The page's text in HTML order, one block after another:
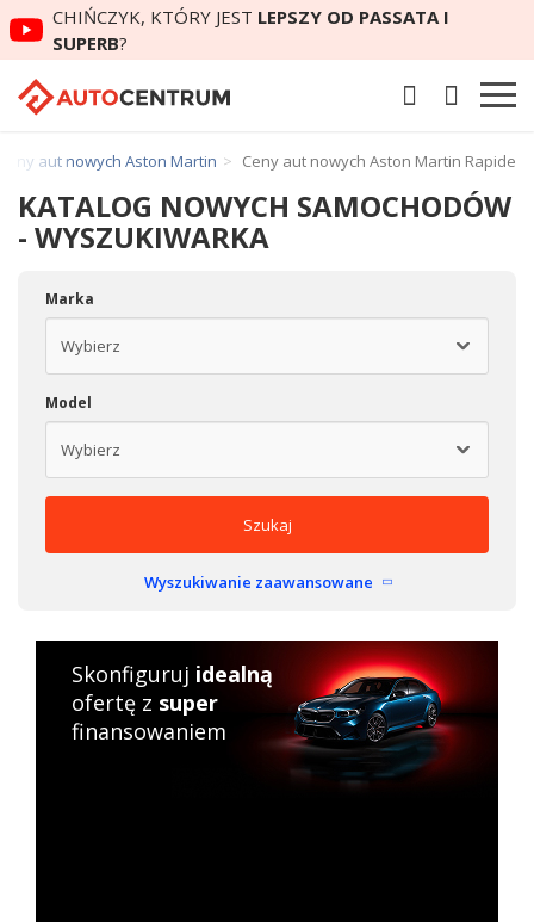
CHIŃCZYK, KTÓRY JEST LEPSZY OD PASSATA I
SUPERB?
aut nowych Aston Martin Ceny aut nowych Aston Martin Rapide
KATALOG NOWYCH SAMOCHODÓW
- WYSZUKIWARKA
Marka
Model
Szukaj
Wyszukiwanie zaawansowane
Skonfiguruj idealną
ofertę z super
finansowaniem